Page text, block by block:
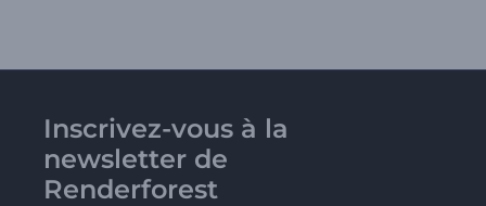
Inscrivez-vous à la
newsletter de
Renderforest